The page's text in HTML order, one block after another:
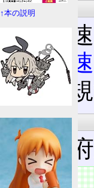
規制等
制限
最低
標識
法定路線名
京都
道路
↑本の説明